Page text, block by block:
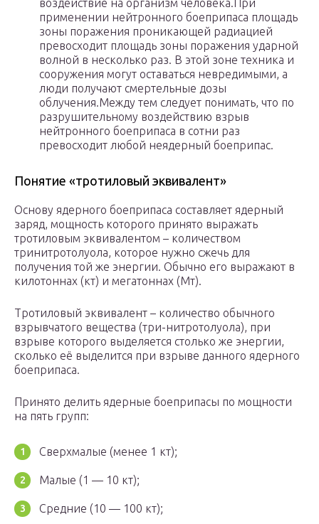
воздействие на организм человека.При
применении нейтронного боеприпаса площадь
зоны поражения проникающей радиацией
превосходит площадь зоны поражения ударной
волной в несколько раз. В этой зоне техника и
сооружения могут оставаться невредимыми, а
люди получают смертельные дозы
облучения.Между тем следует понимать, что по
разрушительному воздействию взрыв
нейтронного боеприпаса в сотни раз
превосходит любой неядерный боеприпас.
Понятие «тротиловый эквивалент»
Основу ядерного боеприпаса составляет ядерный
заряд, мощность которого принято выражать
тротиловым эквивалентом – количеством
тринитротолуола, которое нужно сжечь для
получения той же энергии. Обычно его выражают в
килотоннах (кт) и мегатоннах (Мт).
Тротиловый эквивалент – количество обычного
взрывчатого вещества (три-нитротолуола), при
взрыве которого выделяется столько же энергии,
сколько её выделится при взрыве данного ядерного
боеприпаса.
Принято делить ядерные боеприпасы по мощности
на пять групп:
Сверхмалые (менее 1 кт);
Малые (1 — 10 кт);
Средние (10 — 100 кт);